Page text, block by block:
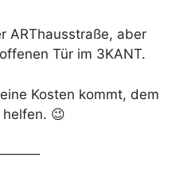
ARThausstraße, aber
Tür im 3KANT.
Kosten kommt, dem
😉